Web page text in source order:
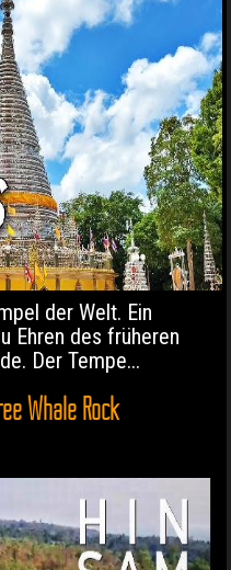
der Welt. Ein
Ehren des früheren
Der Tempe...
Whale Rock